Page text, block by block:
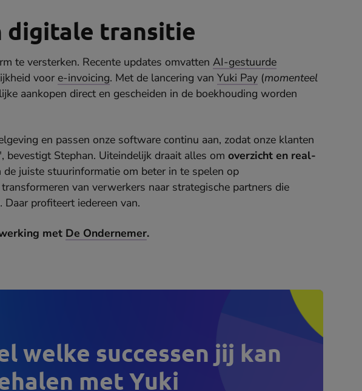
digitale transitie
te versterken. Recente updates omvatten AI-gestuurde
voor e-invoicing. Met de lancering van Yuki Pay (momenteel
aankopen direct en gescheiden in de boekhouding worden
en passen onze software continu aan, zodat onze klanten
bevestigt Stephan. Uiteindelijk draait alles om overzicht en real-
de juiste stuurinformatie om beter in te spelen op
van verwerkers naar strategische partners die
Daar profiteert iedereen van.
met De Ondernemer.
welke successen jij kan
met Yuki